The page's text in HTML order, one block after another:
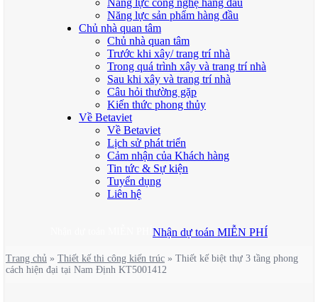
Năng lực công nghệ hàng đầu
Năng lực sản phẩm hàng đầu
Chủ nhà quan tâm
Chủ nhà quan tâm
Trước khi xây/ trang trí nhà
Trong quá trình xây và trang trí nhà
Sau khi xây và trang trí nhà
Câu hỏi thường gặp
Kiến thức phong thủy
Về Betaviet
Về Betaviet
Lịch sử phát triển
Cảm nhận của Khách hàng
Tin tức & Sự kiện
Tuyển dụng
Liên hệ
Nhận dự toán MIỄN PHÍ
Trang chủ » Thiết kế thi công kiến trúc » Thiết kế biệt thự 3 tầng phong
cách hiện đại tại Nam Định KT5001412